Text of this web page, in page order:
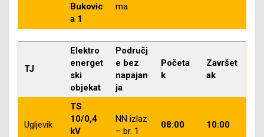
Bukovic
a 1
ma
TJ
Elektro
energet
ski
objekat
Područj
e bez
napajan
ja
Početa
k
Završet
ak
Ugljevik
TS
10/0,4
kV
NN izlaz
– br. 1
08:00 10:00